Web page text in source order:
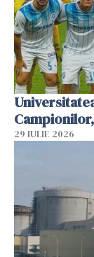
29 IULIE 2026